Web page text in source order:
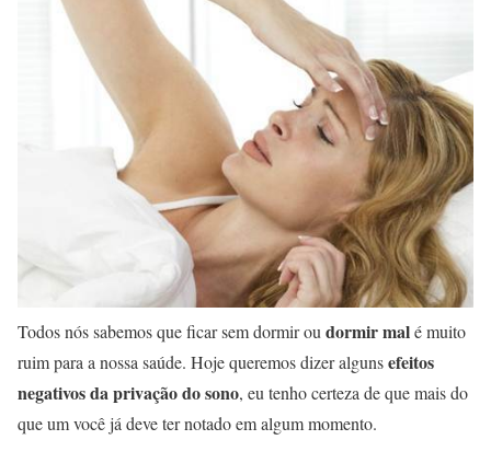
Todos nós sabemos que ficar sem dormir oudormir malé muito
ruim para a nossa saúde. Hoje queremos dizer algunsefeitos
negativos da privação do sono, eu tenho certeza de que mais do
que um você já deve ter notado em algum momento.